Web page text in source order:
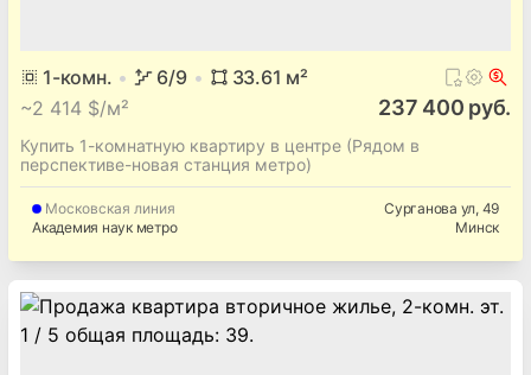
1-комн. 6/9 33.61 м²
~2 414 $/м² 237 400 руб.
Купить 1-комнатную квартиру в центре (Рядом в
перспективе-новая станция метро)
Московская линия
Академия наук метро
Сурганова ул, 49
Минск